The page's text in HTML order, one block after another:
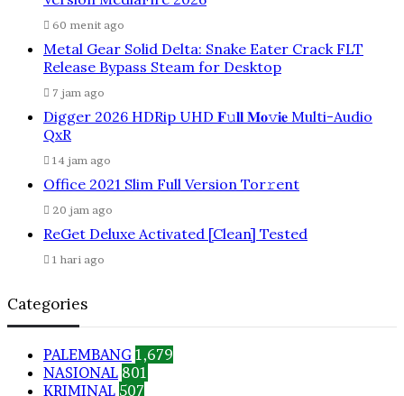
60 menit ago
Metal Gear Solid Delta: Snake Eater Crack FLT
Release Bypass Steam for Desktop
7 jam ago
Digger 2026 HDRip UHD 𝐅𝚞𝐥𝐥 𝐌𝐨𝚟𝐢𝐞 Multi-Audio
QxR
14 jam ago
Office 2021 Slim Full Version Tor𝚛ent
20 jam ago
ReGet Deluxe Activated [Clean] Tested
1 hari ago
Categories
PALEMBANG 1,679
NASIONAL 801
KRIMINAL 507